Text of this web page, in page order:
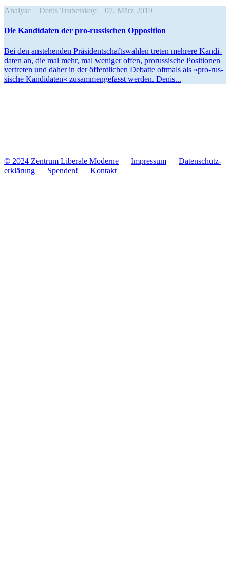
Analyse Denis Trubetskoy 07. März 2019
Die Kan­di­da­ten der pro-rus­si­schen Opposition
Bei den anste­hen­den Prä­si­dent­schafts­wah­len treten mehrere Kan­di­
da­ten an, die mal mehr, mal weniger offen, pro­rus­si­sche Posi­tio­nen
ver­tre­ten und daher in der öffent­li­chen Debatte oftmals als »pro-rus­­
si­­sche Kan­di­da­ten« zusam­men­ge­fasst werden. Denis...
© 2024 Zentrum Libe­rale Moderne Impres­sum
Daten­schutz­
er­klä­rung
Spenden! Kontakt